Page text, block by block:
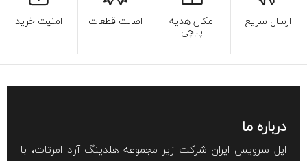
ارسال سریع امکان هدیه
پیچی
اصالت قطعات امنیت خرید
درباره ما
اپل سرویس ایران شرکت زیر مجموعه هلدینگ آراد امرتات، با